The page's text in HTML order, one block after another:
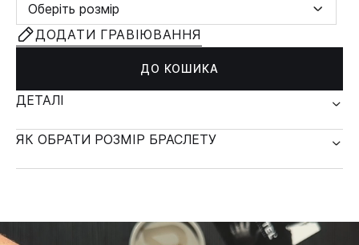
Оберіть розмір
ДОДАТИ ГРАВІЮВАННЯ
ДО КОШИКА
ДЕТАЛІ
ЯК ОБРАТИ РОЗМІР БРАСЛЕТУ